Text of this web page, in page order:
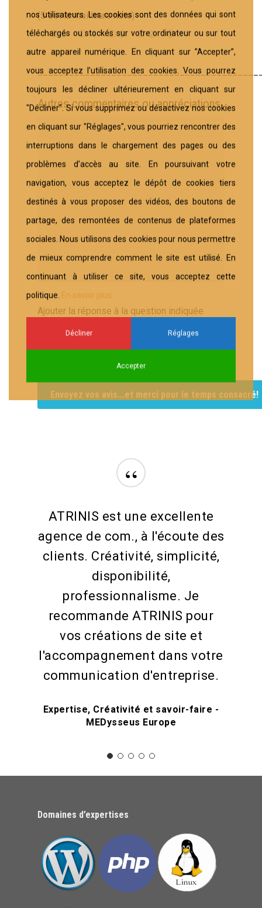
(5 est la meilleure note)
5
4 3 2 1
Autres commentaires ou appréciations
Ajouter la réponse à la question indiquée
Capitale de l'Italie
“
ATRINIS est une excellente
agence de com., à l'écoute des
clients. Créativité, simplicité,
disponibilité,
professionnalisme. Je
recommande ATRINIS pour
vos créations de site et
l'accompagnement dans votre
communication d'entreprise.
Expertise, Créativité et savoir-faire -
MEDysseus Europe
Domaines d’expertises
nos utilisateurs. Les cookies sont des données qui sont
téléchargés ou stockés sur votre ordinateur ou sur tout
autre appareil numérique. En cliquant sur ”Accepter”,
vous acceptez l’utilisation des cookies. Vous pourrez
toujours les décliner ultérieurement en cliquant sur
"Décliner". Si vous supprimez ou désactivez nos cookies
en cliquant sur "Réglages", vous pourriez rencontrer des
interruptions dans le chargement des pages ou des
problèmes d’accès au site. En poursuivant votre
navigation, vous acceptez le dépôt de cookies tiers
destinés à vous proposer des vidéos, des boutons de
partage, des remontées de contenus de plateformes
sociales. Nous utilisons des cookies pour nous permettre
de mieux comprendre comment le site est utilisé. En
continuant à utiliser ce site, vous acceptez cette
politique.
En savoir plus
Décliner Réglages
Accepter